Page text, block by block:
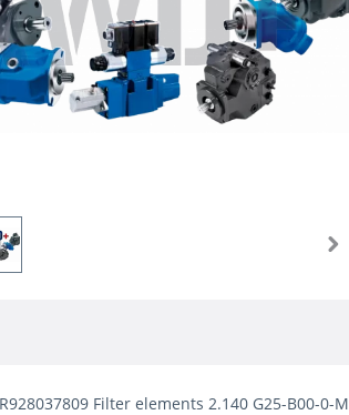
Filter elements 2.140 G25-B00-0-